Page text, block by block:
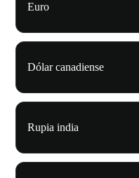
Euro
Dólar canadiense
Rupia india